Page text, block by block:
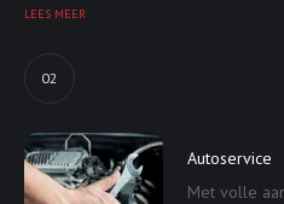
LEES MEER
02
Autoservice
Met volle